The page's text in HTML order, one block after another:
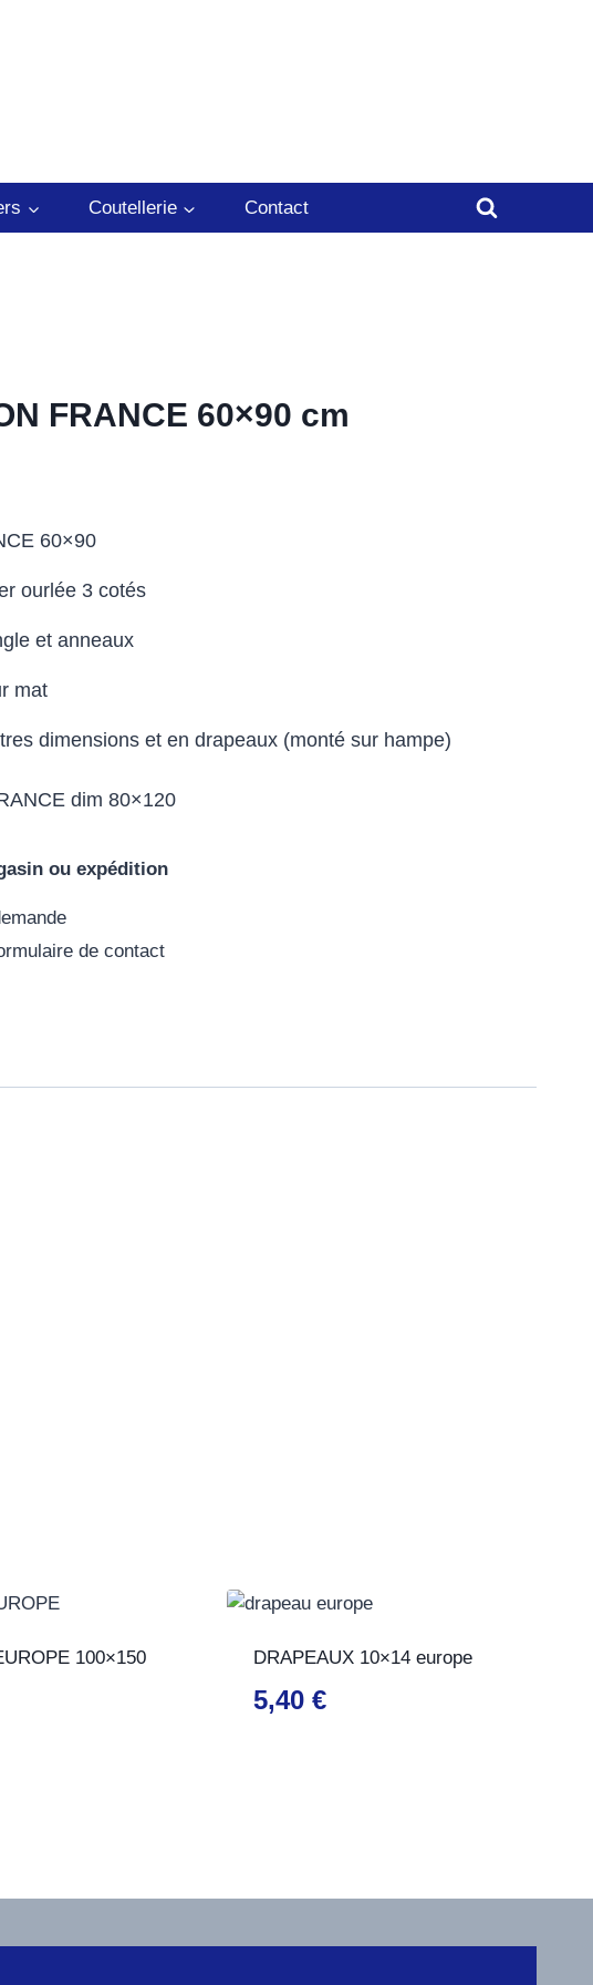
Coutellerie Contact
FRANCE 60×90 cm
60×90
ourlée 3 cotés
et anneaux
mat
dimensions et en drapeaux (monté sur hampe)
dim 80×120
ou expédition
de contact
100×150
DRAPEAUX 10×14 europe
5,40 €